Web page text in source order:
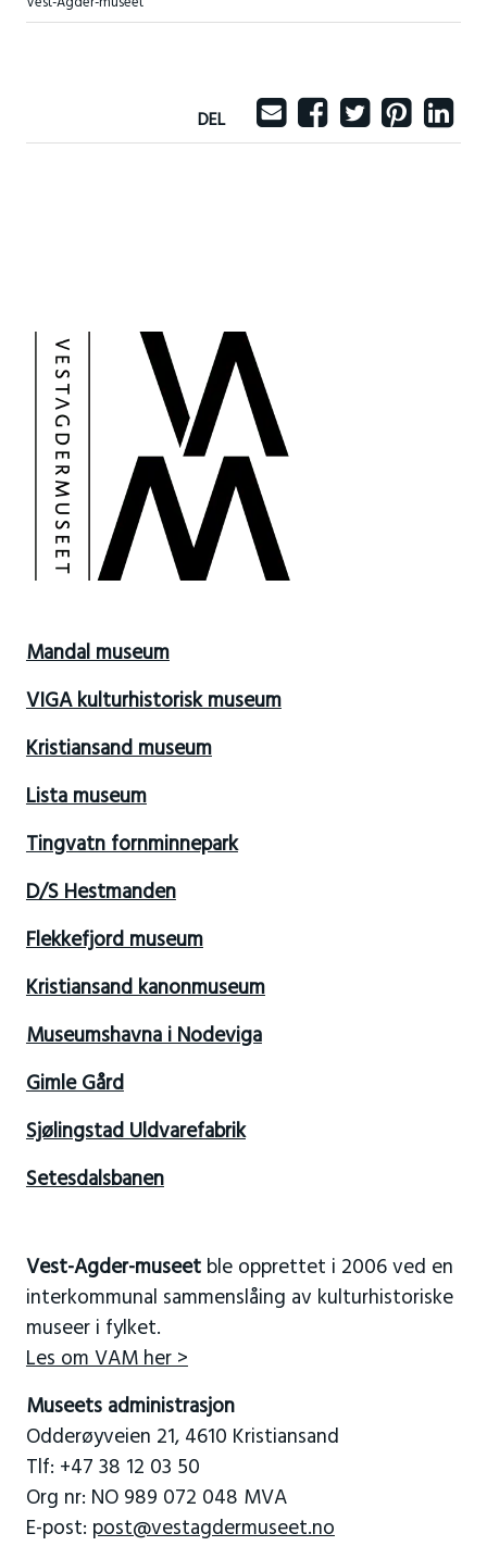
DEL
Mandal museum
VIGA kulturhistorisk museum
Kristiansand museum
Lista museum
Tingvatn fornminnepark
D/S Hestmanden
Flekkefjord museum
Kristiansand kanonmuseum
Museumshavna i Nodeviga
Gimle Gård
Sjølingstad Uldvarefabrik
Setesdalsbanen
Vest-Agder-museetble opprettet i 2006 ved en
interkommunal sammenslåing av kulturhistoriske
museer i fylket.
Les om VAM her >
Museets administrasjon
Odderøyveien 21, 4610 Kristiansand
Tlf: +47 38 12 03 50
Org nr: NO 989 072 048 MVA
E-post: post@vestagdermuseet.no